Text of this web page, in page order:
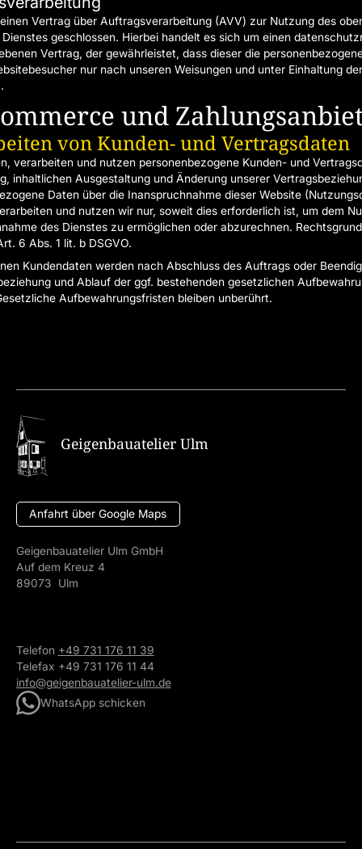
Vertrag über Auftragsverarbeitung (AVV) zur Nutzung des
geschlossen. Hierbei handelt es sich um einen
Vertrag, der gewährleistet, dass dieser die
nur nach unseren Weisungen und unter Einhaltung
und
von Kunden- und Vertragsdaten
verarbeiten und nutzen personenbezogene Kunden- und
inhaltlichen Ausgestaltung und Änderung unserer
Daten über die Inanspruchnahme dieser Website
und nutzen wir nur, soweit dies erforderlich ist, um dem
des Dienstes zu ermöglichen oder abzurechnen.
6 Abs. 1 lit. b DSGVO.
Kundendaten werden nach Abschluss des Auftrags oder
und Ablauf der ggf. bestehenden gesetzlichen
Aufbewahrungsfristen bleiben unberührt.
Geigenbauatelier Ulm
Anfahrt über Google Maps
Geigenbauatelier Ulm GmbH
Auf dem Kreuz 4
89073 Ulm
Telefon +49 731 176 11 39
Telefax +49 731 176 11 44
info@geigenbauatelier-ulm.de
WhatsApp schicken